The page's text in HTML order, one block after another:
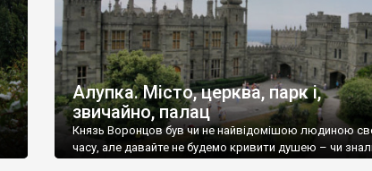
Алупка. Місто, церква, парк і,
звичайно, палац
Князь Воронцов був чи не найвідомішою людиною
часу, але давайте не будемо кривити душею – чи